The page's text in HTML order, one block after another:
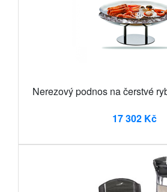
Nerezový podnos na čerstvé
17 302 Kč